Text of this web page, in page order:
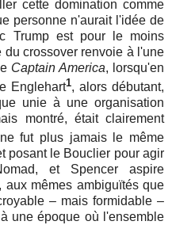
cette domination comme
personne n'aurait l'idée de
Trump est pour le moins
du crossover renvoie à l'une
Captain America, lorsqu'en
Englehart1, alors débutant,
unie à une organisation
montré, était clairement
fut plus jamais le même
posant le Bouclier pour agir
et Spencer aspire
aux mêmes ambiguïtés que
– mais formidable –
une époque où l'ensemble